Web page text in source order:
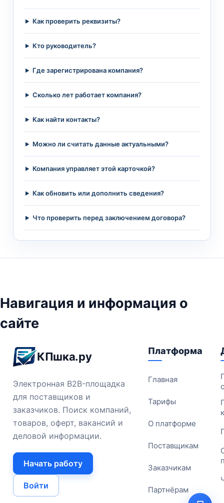
Как проверить реквизиты?
Кто руководитель?
Где зарегистрирована компания?
Сколько лет работает компания?
Как найти контакты?
Можно ли считать данные актуальными?
Компания управляет этой карточкой?
Как обновить или дополнить сведения?
Что проверить перед заключением договора?
Навигация и информация о
сайте
КПшка.ру
Электронная B2B-площадка
для поставщиков и
заказчиков. Поиск компаний,
товаров, оферт, вакансий и
деловой информации.
Начать работу
Войти
Платформа
Главная
Тарифы
О платформе
Поставщикам
Заказчикам
Партнёрам